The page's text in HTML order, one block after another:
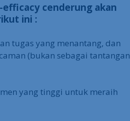
cenderung akan
ini :
tugas yang menantang, dan
(bukan sebagai tantangan
yang tinggi untuk meraih